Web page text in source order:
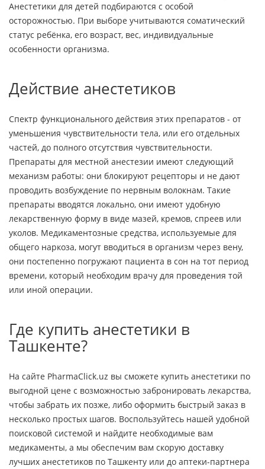
Анестетики для детей подбираются с особой
осторожностью. При выборе учитываются соматический
статус ребёнка, его возраст, вес, индивидуальные
особенности организма.
Действие анестетиков
Спектр функционального действия этих препаратов - от
уменьшения чувствительности тела, или его отдельных
частей, до полного отсутствия чувствительности.
Препараты для местной анестезии имеют следующий
механизм работы: они блокируют рецепторы и не дают
проводить возбуждение по нервным волокнам. Такие
препараты вводятся локально, они имеют удобную
лекарственную форму в виде мазей, кремов, спреев или
уколов. Медикаментозные средства, используемые для
общего наркоза, могут вводиться в организм через вену,
они постепенно погружают пациента в сон на тот период
времени, который необходим врачу для проведения той
или иной операции.
Где купить анестетики в
Ташкенте?
На сайте PharmaClick.uz вы сможете купить анестетики по
выгодной цене с возможностью забронировать лекарства,
чтобы забрать их позже, либо оформить быстрый заказ в
несколько простых шагов. Воспользуйтесь нашей удобной
поисковой системой и найдите необходимые вам
медикаменты, а мы обеспечим вам скорую доставку
лучших анестетиков по Ташкенту или до аптеки-партнера